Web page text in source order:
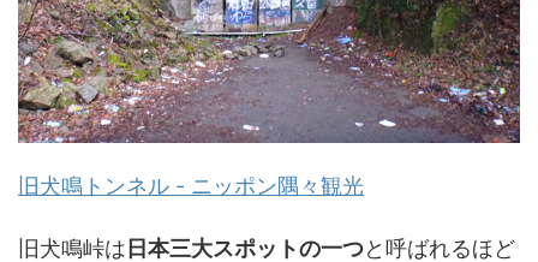
旧犬鳴トンネル - ニッポン隅々観光
旧犬鳴峠は 日本三大スポットの一つと呼ばれるほど